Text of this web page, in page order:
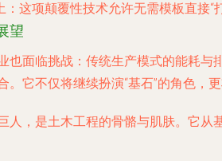
：这项颠覆性技术允许无需模板直接
望
也面临挑战：传统生产模式的能耗
。它不仅将继续扮演“基石”的角色，
人，是土木工程的骨骼与肌肤。它从